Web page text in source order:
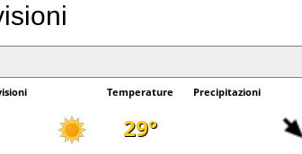
Temperature Precipitazioni
Temperature Precipitazioni
29°